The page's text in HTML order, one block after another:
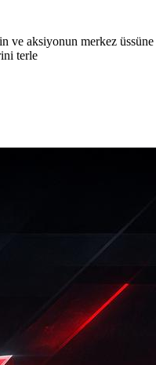
aksiyonun merkez
terle